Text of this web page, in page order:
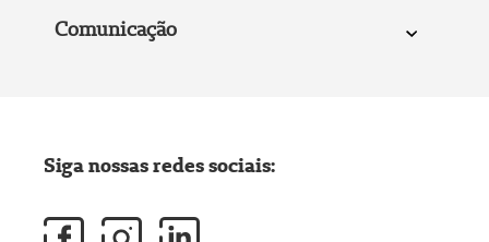
Comunicação
Siga nossas redes sociais: